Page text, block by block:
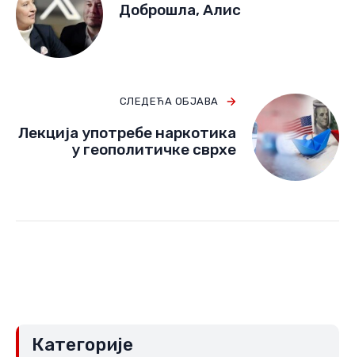
Доброшла, Алис
СЛЕДЕЋА ОБЈАВА
Лекција употребе наркотика
у геополитичке сврхе
Категорије